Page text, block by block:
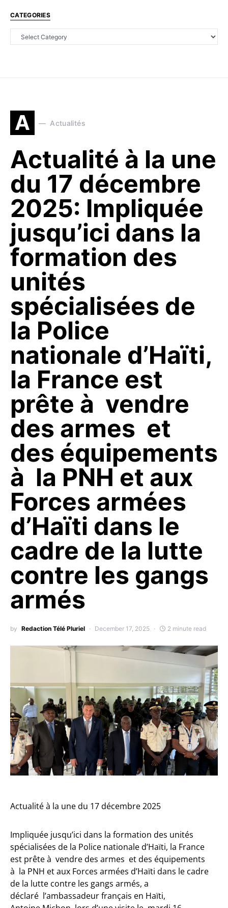
CATEGORIES
A Actualités
Actualité à la une
du 17 décembre
2025: Impliquée
jusqu’ici dans la
formation des
unités
spécialisées de
la Police
nationale d’Haïti,
la France est
prête à vendre
des armes et
des équipements
à la PNH et aux
Forces armées
d’Haïti dans le
cadre de la lutte
contre les gangs
armés
by Redaction Télé Pluriel December 17, 2025 2 minute read
Actualité à la une du 17 décembre 2025
Impliquée jusqu’ici dans la formation des unités
spécialisées de la Police nationale d’Haïti, la France
est prête à vendre des armes et des équipements
à la PNH et aux Forces armées d’Haïti dans le cadre
de la lutte contre les gangs armés, a
déclaré l’ambassadeur français en Haïti,